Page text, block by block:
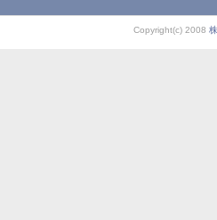
Copyright(c) 2008